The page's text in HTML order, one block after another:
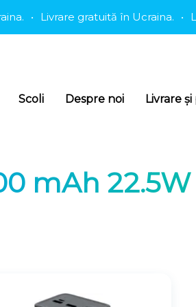
• Livrare gratuită în Ucraina. •
Scoli Despre noi Livrare
mAh